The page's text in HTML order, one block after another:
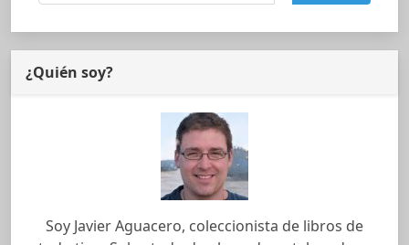
¿Quién soy?
Soy Javier Aguacero, coleccionista de libros de